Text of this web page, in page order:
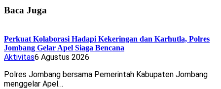
Baca Juga
Perkuat Kolaborasi Hadapi Kekeringan dan Karhutla, Polres
Jombang Gelar Apel Siaga Bencana
Aktivitas6 Agustus 2026
Polres Jombang bersama Pemerintah Kabupaten Jombang
menggelar Apel…